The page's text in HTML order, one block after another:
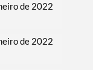
de 2022
de 2022